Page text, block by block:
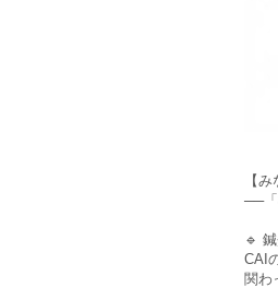
【
──「
🔹
CAI
関わ